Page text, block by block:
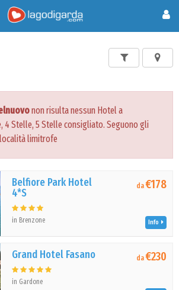
non risulta nessun Hotel a
4 Stelle, 5 Stelle consigliato. Seguono gli
limitrofe
Belfiore Park Hotel
4*S
in Brenzone
da€178
Info
Grand Hotel Fasano
in Gardone
da€230